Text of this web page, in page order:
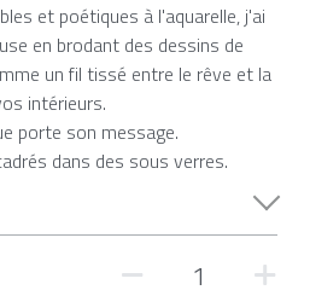
et poétiques à l'aquarelle, j'ai
en brodant des dessins de
un fil tissé entre le rêve et la
intérieurs.
porte son message.
dans des sous verres.